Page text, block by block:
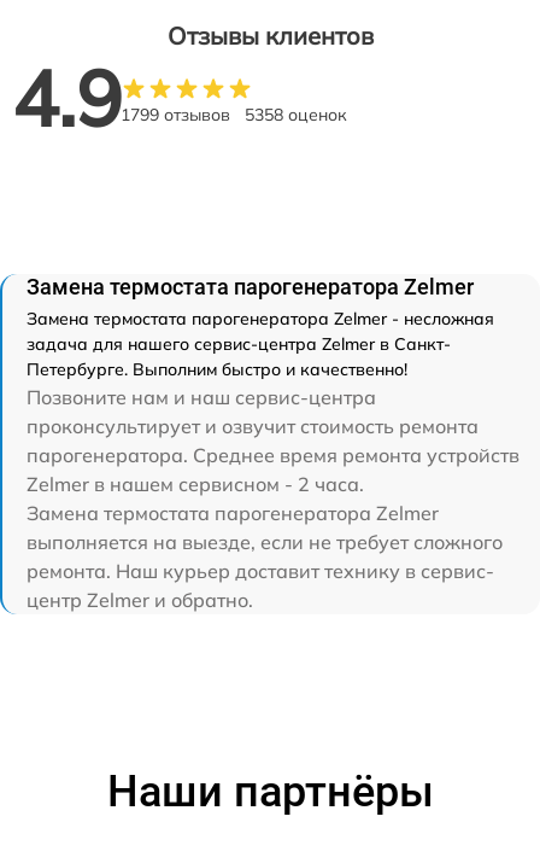
Отзывы клиентов
4.91799 отзывов 5358 оценок
Замена термостата парогенератора Zelmer
Замена термостата парогенератора Zelmer - несложная
задача для нашего сервис-центра Zelmer в Санкт-
Петербурге. Выполним быстро и качественно!
Позвоните нам и наш сервис-центра
проконсультирует и озвучит стоимость ремонта
парогенератора. Среднее время ремонта устройств
Zelmer в нашем сервисном - 2 часа.
Замена термостата парогенератора Zelmer
выполняется на выезде, если не требует сложного
ремонта. Наш курьер доставит технику в сервис-
центр Zelmer и обратно.
Наши партнёры